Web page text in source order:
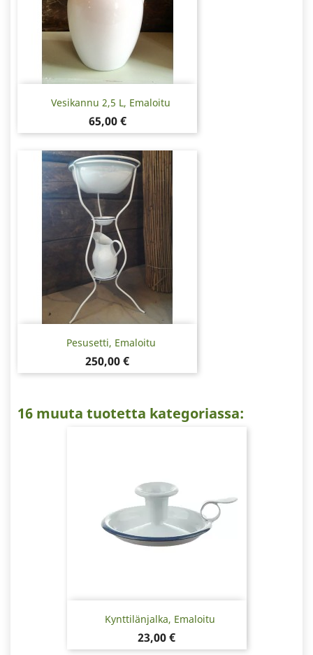
Vesikannu 2,5 L, Emaloitu
Hinta
65,00 €
Pesusetti, Emaloitu
Hinta
250,00 €
16 muuta tuotetta kategoriassa:
Kynttilänjalka, Emaloitu
Hinta
23,00 €